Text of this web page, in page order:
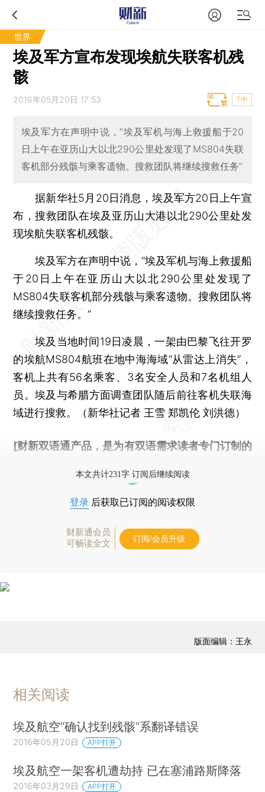
世界
埃及军方宣布发现埃航失联客机残
骸
2016年05月20日 17:53 T中
埃及军方在声明中说，“埃及军机与海上救援船于20
日上午在亚历山大以北290公里处发现了MS804失联
客机部分残骸与乘客遗物。搜救团队将继续搜救任务”
据新华社5月20日消息，埃及军方20日上午宣
布，搜救团队在埃及亚历山大港以北290公里处发
现埃航失联客机残骸。
埃及军方在声明中说，“埃及军机与海上救援船
于20日上午在亚历山大以北290公里处发现了
MS804失联客机部分残骸与乘客遗物。搜救团队将
继续搜救任务。”
埃及当地时间19日凌晨，一架由巴黎飞往开罗
的埃航MS804航班在地中海海域“从雷达上消失”，
客机上共有56名乘客、3名安全人员和7名机组人
员。埃及与希腊方面调查团队随后前往客机失联海
域进行搜救。（新华社记者 王雪 郑凯伦 刘洪德）
[财新双语通产品，是为有双语需求读者专门订制的
本文共计231字 订阅后继续阅读
登录 后获取已订阅的阅读权限
财新通会员
可畅读全文
订阅/会员升级
版面编辑：王永
相关阅读
埃及航空“确认找到残骸”系翻译错误
2016年05月20日 APP打开
埃及航空一架客机遭劫持 已在塞浦路斯降落
2016年03月29日 APP打开